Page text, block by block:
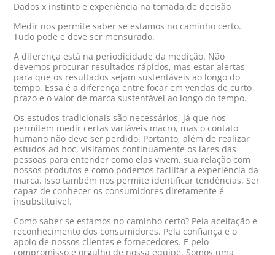
Dados x instinto e experiência na tomada de decisão
Medir nos permite saber se estamos no caminho certo.
Tudo pode e deve ser mensurado.
A diferença está na periodicidade da medição. Não
devemos procurar resultados rápidos, mas estar alertas
para que os resultados sejam sustentáveis ao longo do
tempo. Essa é a diferença entre focar em vendas de curto
prazo e o valor de marca sustentável ao longo do tempo.
Os estudos tradicionais são necessários, já que nos
permitem medir certas variáveis macro, mas o contato
humano não deve ser perdido. Portanto, além de realizar
estudos ad hoc, visitamos continuamente os lares das
pessoas para entender como elas vivem, sua relação com
nossos produtos e como podemos facilitar a experiência da
marca. Isso também nos permite identificar tendências. Ser
capaz de conhecer os consumidores diretamente é
insubstituível.
Como saber se estamos no caminho certo? Pela aceitação e
reconhecimento dos consumidores. Pela confiança e o
apoio de nossos clientes e fornecedores. E pelo
compromisso e orgulho de nossa equipe. Somos uma